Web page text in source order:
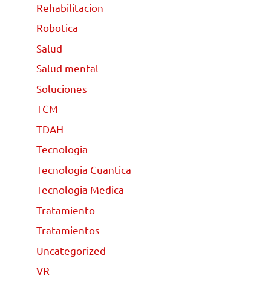
Rehabilitacion
Robotica
Salud
Salud mental
Soluciones
TCM
TDAH
Tecnologia
Tecnologia Cuantica
Tecnologia Medica
Tratamiento
Tratamientos
Uncategorized
VR